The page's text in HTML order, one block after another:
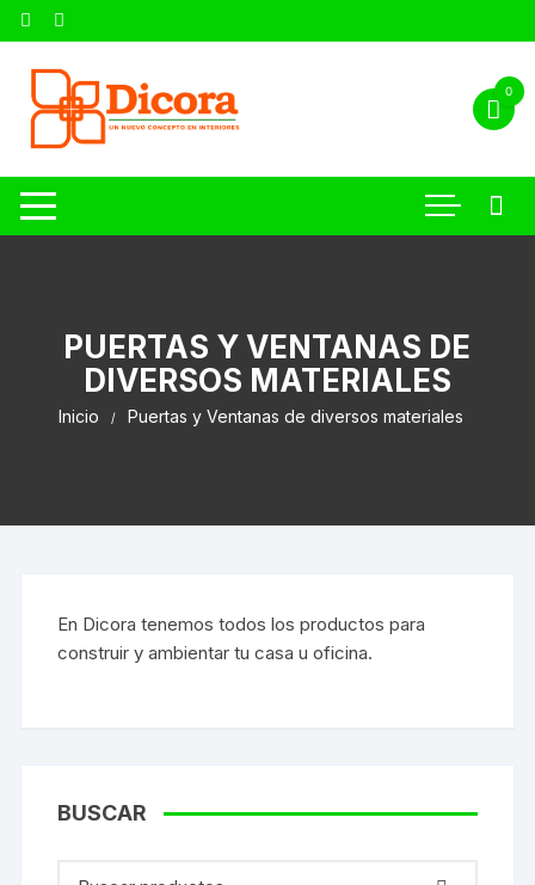
0
PUERTAS Y VENTANAS DE
DIVERSOS MATERIALES
Inicio Puertas y Ventanas de diversos materiales
En Dicora tenemos todos los productos para
construir y ambientar tu casa u oficina.
BUSCAR